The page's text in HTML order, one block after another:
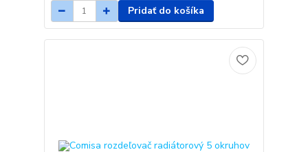
Pridať do košíka